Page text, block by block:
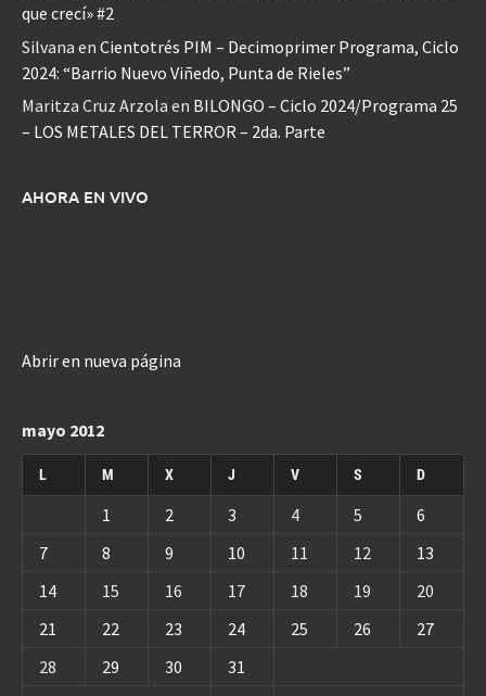
que crecí» #2
Silvana en Cientotrés PIM – Decimoprimer Programa, Ciclo
2024: “Barrio Nuevo Viñedo, Punta de Rieles”
Maritza Cruz Arzola en BILONGO – Ciclo 2024/Programa 25
– LOS METALES DEL TERROR – 2da. Parte
AHORA EN VIVO
Abrir en nueva página
mayo 2012
L M X J V S D
1 2 3 4 5
6
7
8 9 10 11 12
13
14
15 16 17 18 19
20
21
22 23 24 25 26
27
28
29 30 31